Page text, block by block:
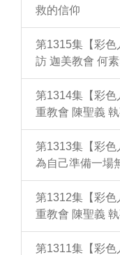
救的信仰
第1315集【彩色
訪 迦美教會 何
第1314集【彩色
重教會 陳聖義
第1313集【彩色
為自己準備一場
第1312集【彩色
重教會 陳聖義
第1311集【彩色